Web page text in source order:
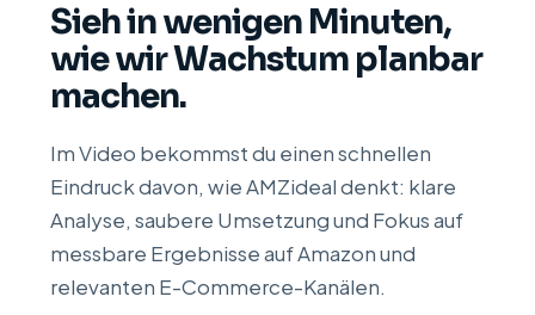
Sieh in wenigen Minuten,
wie wir Wachstum planbar
machen.
Im Video bekommst du einen schnellen
Eindruck davon, wie AMZideal denkt: klare
Analyse, saubere Umsetzung und Fokus auf
messbare Ergebnisse auf Amazon und
relevanten E-Commerce-Kanälen.